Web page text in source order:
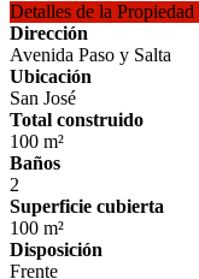
Detalles de la Propiedad
Dirección
Avenida Paso y Salta
Ubicación
San José
Total construido
100 m²
Baños
2
Superficie cubierta
100 m²
Disposición
Frente